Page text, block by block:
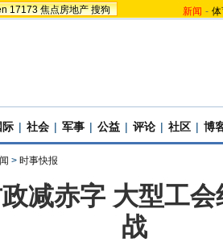
17173 焦点房地产 搜狗 新闻 -
际 | 社会 | 军事 | 公益 | 评论 | 社区 | 博
> 时事快报
减赤字 大型工
战